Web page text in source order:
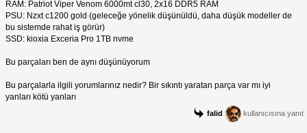
RAM: Patriot Viper Venom 6000mt cl30, 2x16 DDR5 RAM
PSU: Nzxt c1200 gold (geleceğe yönelik düşünüldü, daha düşük modeller de
bu sistemde rahat iş görür)
SSD: kioxia Exceria Pro 1TB nvme
Bu parçaları ben de aynı düşünüyorum
Bu parçalarla ilgili yorumlarınız nedir? Bir sıkıntı yaratan parça var mı iyi
yanları kötü yanları
falid kullanıcısına yanıt